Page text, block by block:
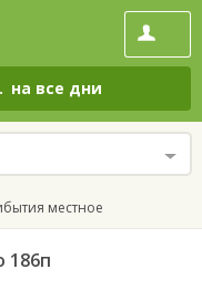
на все дни
местное
186п